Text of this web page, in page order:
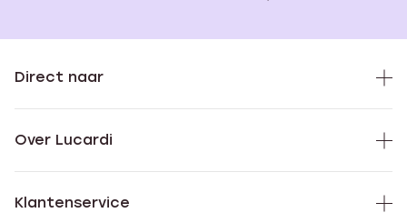
Direct naar
Over Lucardi
Klantenservice